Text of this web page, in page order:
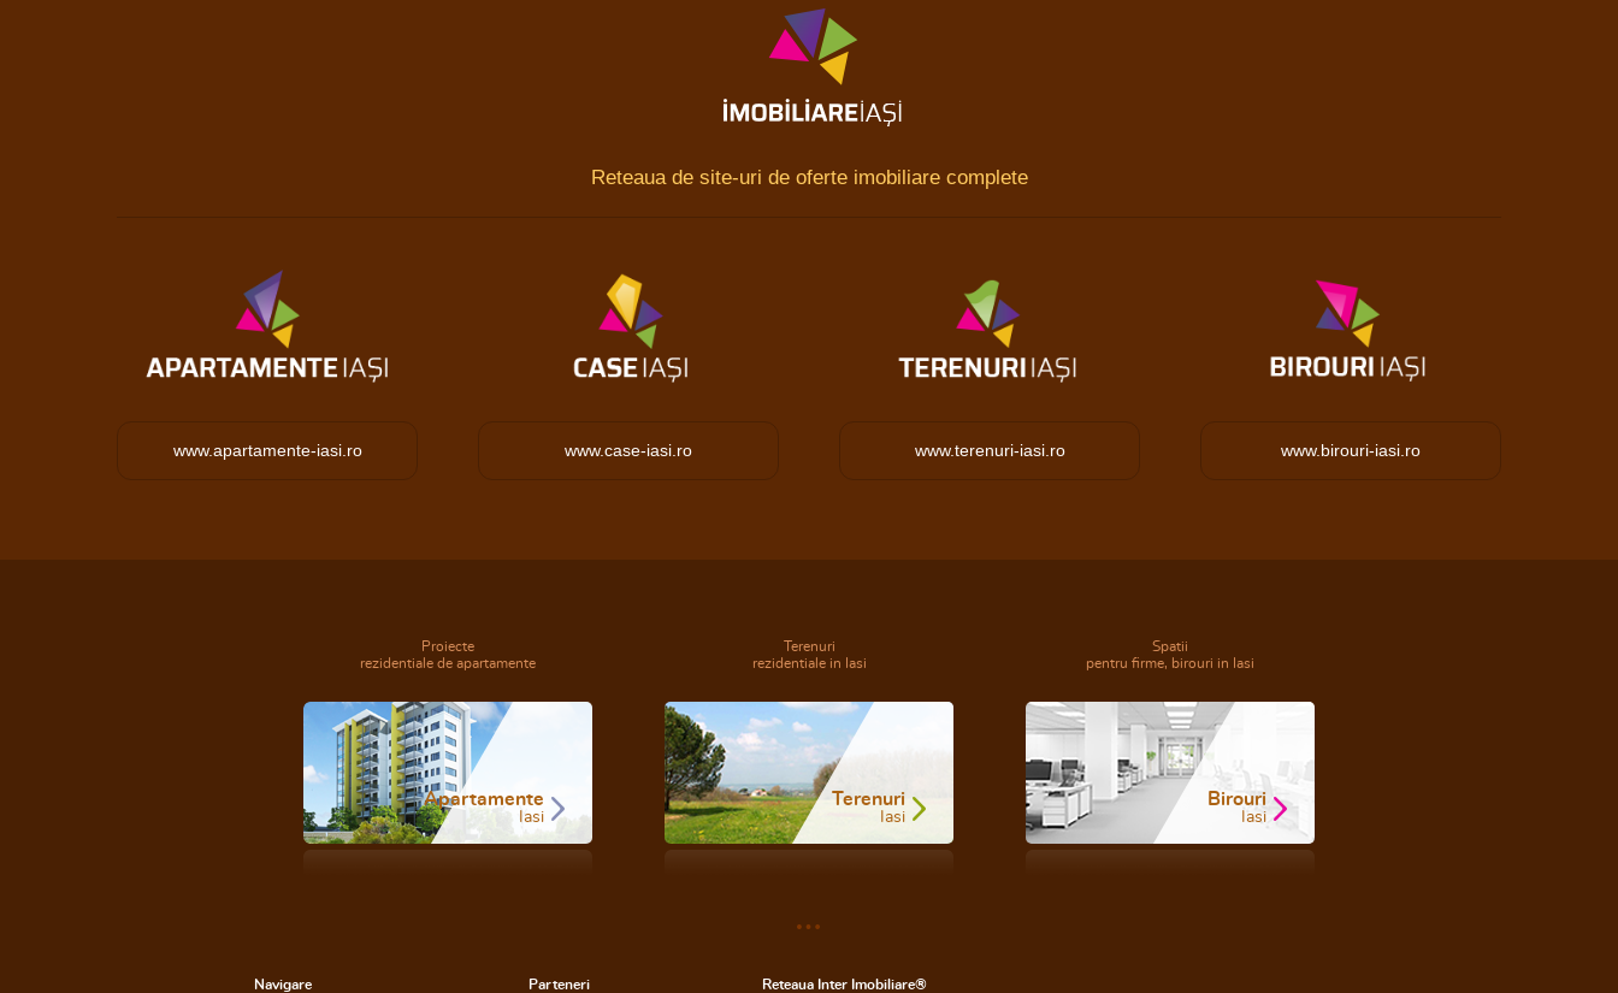
Reteaua de site-uri de oferte imobiliare complete
www.apartamente-iasi.ro www.case-iasi.ro www.terenuri-iasi.ro www.birouri-iasi.ro
Proiecte
rezidentiale de apartamente
Apartamente
Iasi
Terenuri
rezidentiale in Iasi
Terenuri
Iasi
Spatii
pentru firme, birouri in Iasi
Birouri
Iasi
Navigare Parteneri Reteaua Inter Imobiliare®